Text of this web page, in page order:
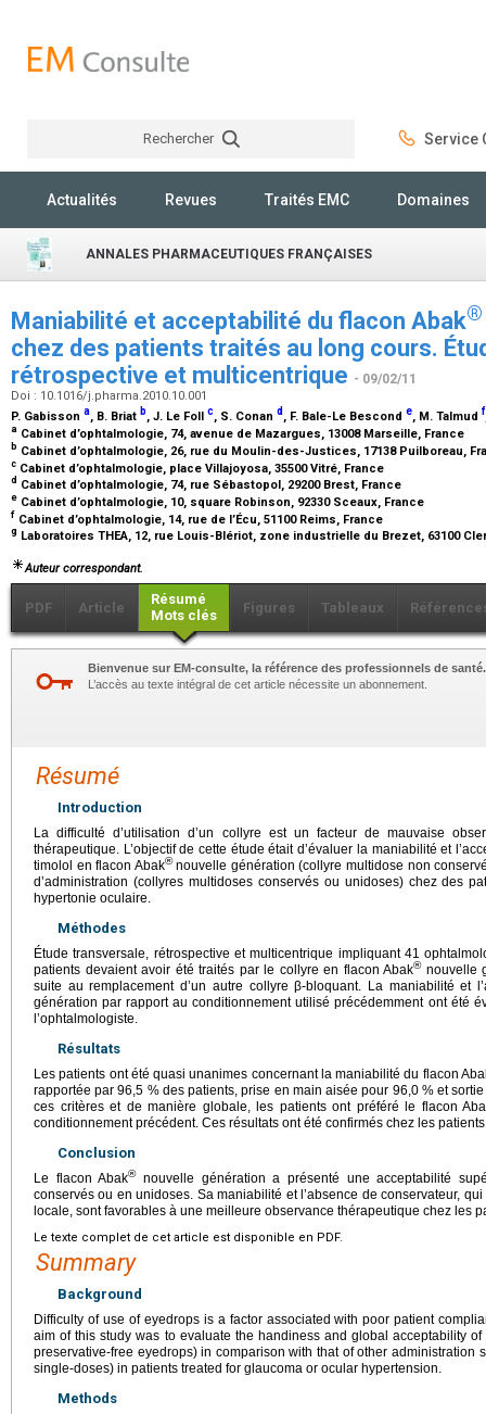
Rechercher Service
Actualités Revues Traités EMC Domaines
ANNALES PHARMACEUTIQUES FRANÇAISES
Maniabilité et acceptabilité du flacon Abak®
chez des patients traités au long cours.
rétrospective et multicentrique - 09/02/11
Doi : 10.1016/j.pharma.2010.10.001
P. Gabisson a, B. Briat b, J. Le Foll c, S. Conan d , F. Bale-Le Bescond e, M. Talmud f
a Cabinet d’ophtalmologie, 74, avenue de Mazargues, 13008 Marseille, France
b Cabinet d’ophtalmologie, 26, rue du Moulin-des-Justices, 17138 Puilboreau,
c Cabinet d’ophtalmologie, place Villajoyosa, 35500 Vitré, France
d Cabinet d’ophtalmologie, 74, rue Sébastopol, 29200 Brest, France
e Cabinet d’ophtalmologie, 10, square Robinson, 92330 Sceaux, France
f Cabinet d’ophtalmologie, 14, rue de l’Écu, 51100 Reims, France
g Laboratoires THEA, 12, rue Louis-Blériot, zone industrielle du Brezet, 63100
Auteur correspondant.
PDF Article
Résumé
Mots clés
Figures Tableaux
Bienvenue sur EM-consulte, la référence des professionnels de santé.
L’accès au texte intégral de cet article nécessite un abonnement.
Résumé
Introduction
La difficulté d’utilisation d’un collyre est un facteur de mauvaise
thérapeutique. L’objectif de cette étude était d’évaluer la maniabilité et
timolol en flacon Abak®nouvelle génération (collyre multidose non
d’administration (collyres multidoses conservés ou unidoses) chez des
hypertonie oculaire.
Méthodes
Étude transversale, rétrospective et multicentrique impliquant 41
patients devaient avoir été traités par le collyre en flacon Abak®nouvelle
suite au remplacement d’un autre collyre β-bloquant. La maniabilité et
génération par rapport au conditionnement utilisé précédemment ont été
l’ophtalmologiste.
Résultats
Les patients ont été quasi unanimes concernant la maniabilité du flacon
rapportée par 96,5 % des patients, prise en main aisée pour 96,0 % et
ces critères et de manière globale, les patients ont préféré le flacon
conditionnement précédent. Ces résultats ont été confirmés chez les
Conclusion
Le flacon Abak®nouvelle génération a présenté une acceptabilité
conservés ou en unidoses. Sa maniabilité et l’absence de conservateur,
locale, sont favorables à une meilleure observance thérapeutique chez les
Le texte complet de cet article est disponible en PDF.
Summary
Background
Difficulty of use of eyedrops is a factor associated with poor patient
aim of this study was to evaluate the handiness and global acceptability of
preservative-free eyedrops) in comparison with that of other administration
single-doses) in patients treated for glaucoma or ocular hypertension.
Methods